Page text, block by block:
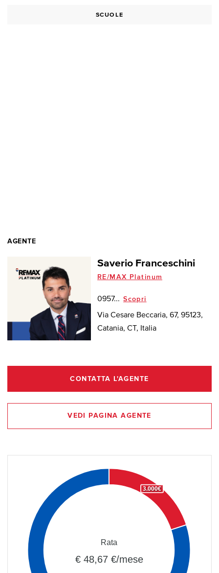
SCUOLE
AGENTE
Saverio Franceschini
RE/MAX Platinum
0957... Scopri
Via Cesare Beccaria, 67, 95123,
Catania, CT, Italia
CONTATTA L'AGENTE
VEDI PAGINA AGENTE
3.000€
Rata
€ 48,67 €/mese